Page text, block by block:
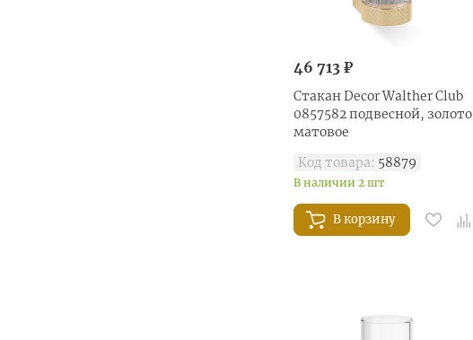
46 713 ₽
Стакан Decor Walther Club
0857582 подвесной, золото
матовое
Код товара: 58879
В наличии 2 шт
В корзину